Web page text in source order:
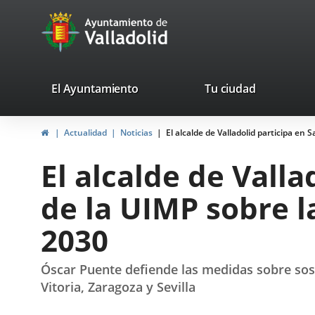
Portal
Web
Ayuntamiento
de
valladolid.es
El Ayuntamiento Tu ciudad
HomeActualidad Noticias El alcalde de Valladolid participa en
El alcalde de
de la UIMP sobre
2030
Óscar Puente defiende las medidas sobre
Vitoria, Zaragoza y Sevilla